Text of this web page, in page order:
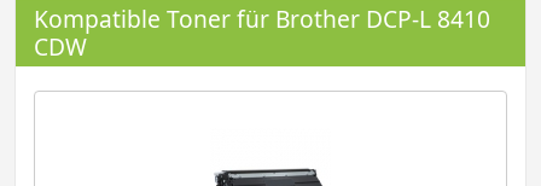
Kompatible Toner für Brother DCP-L 8410
CDW